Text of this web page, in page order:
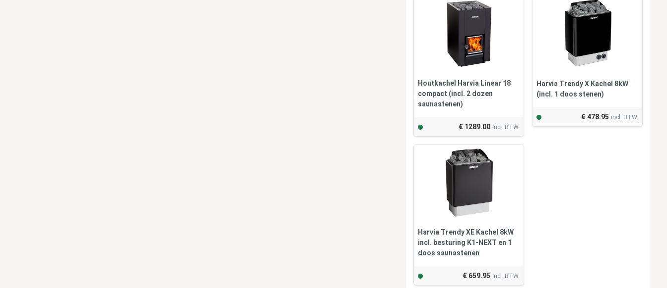
Houtkachel Harvia Linear 18
compact (incl. 2 dozen
saunastenen)
€ 1289.00 incl. BTW.
Harvia Trendy X Kachel 8kW
(incl. 1 doos stenen)
€ 478.95 incl. BTW.
Harvia Trendy XE Kachel 8kW
incl. besturing K1-NEXT en 1
doos saunastenen
€ 659.95 incl. BTW.